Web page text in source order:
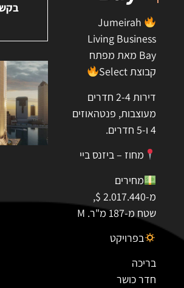
Jumeirah
Living Business
Bay מאת מפתח
קבוצת Select
דירות 2-4 חדרים
מעוצבות, פנטהאוזים
4 ו-5 חדרים.
מחוז – ביזנס ביי
מחירים
מ-2.017.440 $,
שטח מ-187 מ"ר. M
בפרויקט
בריכה
חדר כושר